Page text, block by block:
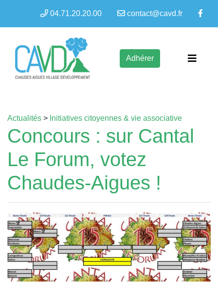
04.71.20.20.00 contact@cavd.fr
Adhérer
Actualités > Initiatives citoyennes & vie associative
Concours : sur Cantal
Le Forum, votez
Chaudes-Aigues !